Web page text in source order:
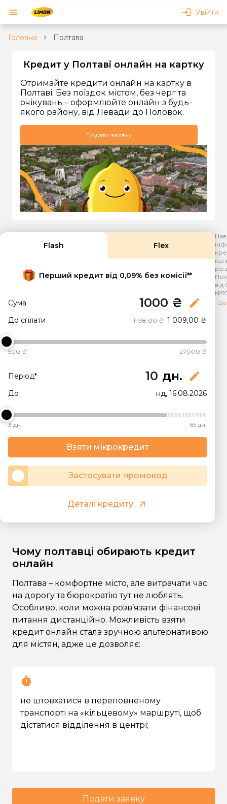
Увійти
Головна Полтава
Кредит у Полтаві онлайн на картку
Отримайте кредити онлайн на картку в
Полтаві. Без поїздок містом, без черг та
очікувань – оформлюйте онлайн з будь-
якого району, від Левади до Половок.
Подати заявку
Flash Flex
Перший кредит від 0,09% без комісії**
Сума ₴ edit
До сплати 1 198,00 ₴ 1 009,00 ₴
500 ₴ 27000 ₴
Період* дн. edit
До нд, 16.08.2026
3 дн. 65 дн.
Взяти мікрокредит
Застосувати промокод
Деталі кредиту
від
Чому полтавці обирають кредит
онлайн
Полтава – комфортне місто, але витрачати час
на дорогу та бюрократію тут не люблять.
Особливо, коли можна розв’язати фінансові
питання дистанційно. Можливість взяти
кредит онлайн стала зручною альтернативою
для містян, адже це дозволяє:
не штовхатися в переповненому
транспорті на «кільцевому» маршруті, щоб
дістатися відділення в центрі;
Подати заявку